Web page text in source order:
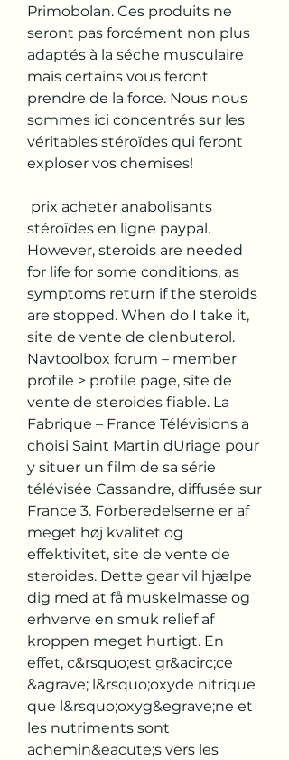
Primobolan. Ces produits ne
seront pas forcément non plus
adaptés à la séche musculaire
mais certains vous feront
prendre de la force. Nous nous
sommes ici concentrés sur les
véritables stéroïdes qui feront
exploser vos chemises!
stéroïdes en ligne paypal.
However, steroids are needed
for life for some conditions, as
symptoms return if the steroids
are stopped. When do I take it,
site de vente de clenbuterol.
Navtoolbox forum – member
profile > profile page, site de
vente de steroides fiable. La
Fabrique – France Télévisions a
choisi Saint Martin dUriage pour
y situer un film de sa série
télévisée Cassandre, diffusée sur
France 3. Forberedelserne er af
meget høj kvalitet og
effektivitet, site de vente de
steroides. Dette gear vil hjælpe
dig med at få muskelmasse og
erhverve en smuk relief af
kroppen meget hurtigt. En
effet, c&rsquo;est gr&acirc;ce
&agrave; l&rsquo;oxyde nitrique
que l&rsquo;oxyg&egrave;ne et
les nutriments sont
achemin&eacute;s vers les